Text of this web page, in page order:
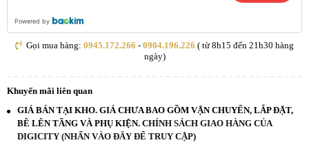
Powered by
Gọi mua hàng: 0945.172.266 - 0904.196.226 ( từ 8h15 đến 21h30 hàng
ngày)
Khuyến mãi liên quan
GIÁ BÁN TẠI KHO. GIÁ CHƯA BAO GỒM VẬN CHUYỂN, LẮP ĐẶT,
BÊ LÊN TẦNG VÀ PHỤ KIỆN. CHÍNH SÁCH GIAO HÀNG CỦA
DIGICITY (NHẤN VÀO ĐÂY ĐỂ TRUY CẬP)